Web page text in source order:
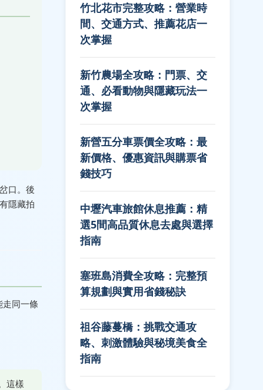
口。後
隱藏拍
同一條
這樣
竹北花市完整攻略：營業時
間、交通方式、推薦花店一
次掌握
新竹農場全攻略：門票、交
通、必看動物與隱藏玩法一
次掌握
新營五分車票價全攻略：最
新價格、優惠資訊與購票省
錢技巧
中壢汽車旅館休息推薦：精
選5間高品質休息去處與選擇
指南
塞班島消費全攻略：完整預
算規劃與實用省錢秘訣
祖谷藤蔓橋：挑戰交通攻
略、刺激體驗與秘境美食全
指南